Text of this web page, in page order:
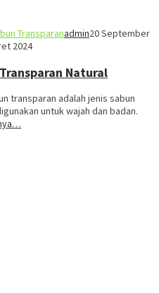
Transparanadmin20 September
2024
Natural
transparan adalah jenis sabun
untuk wajah dan badan.